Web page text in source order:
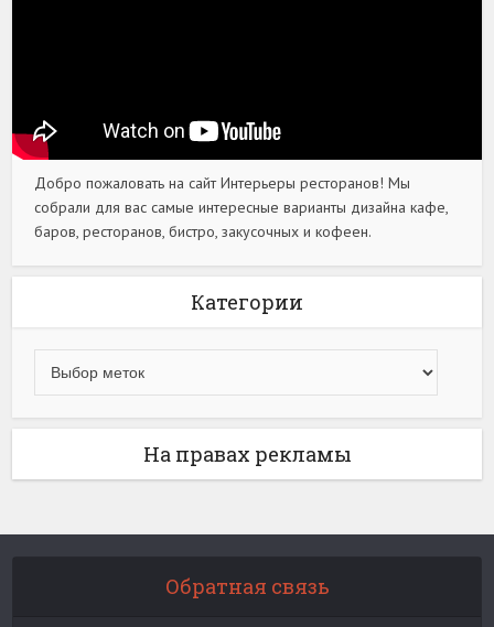
Добро пожаловать на сайт Интерьеры ресторанов! Мы
собрали для вас самые интересные варианты дизайна кафе,
баров, ресторанов, бистро, закусочных и кофеен.
Категории
На правах рекламы
Обратная связь